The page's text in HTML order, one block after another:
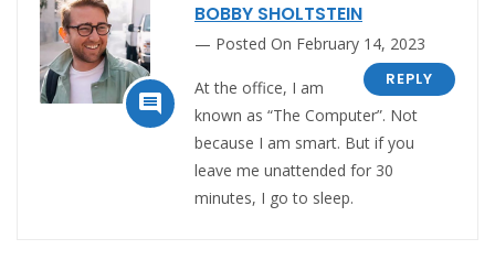

BOBBY SHOLTSTEIN
Posted On February 14, 2023
REPLY
At the office, I am
known as “The Computer”. Not
because I am smart. But if you
leave me unattended for 30
minutes, I go to sleep.